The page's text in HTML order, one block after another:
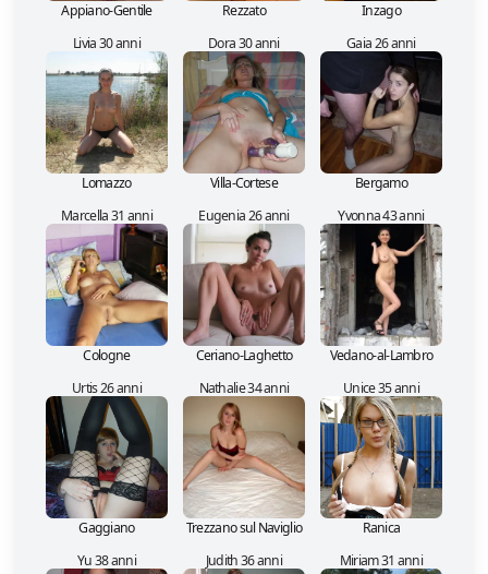
Appiano-Gentile Rezzato
Inzago
Livia 30 anni
Lomazzo
Dora 30 anni
Villa-Cortese
Gaia 26 anni
Bergamo
Marcella 31 anni
Cologne
Eugenia 26 anni
Ceriano-Laghetto
Yvonna 43 anni
Vedano-al-Lambro
Urtis 26 anni
Gaggiano
Nathalie 34 anni
Trezzano sul Naviglio
Unice 35 anni
Ranica
Yu 38 anni
Judith 36 anni Miriam 31 anni